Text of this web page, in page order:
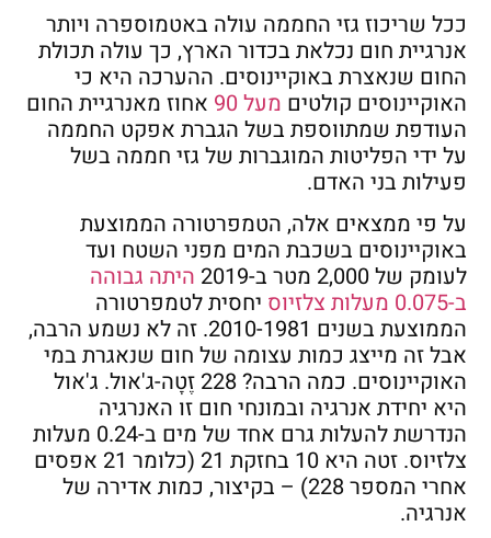
ככל שריכוז גזי החממה עולה באטמוספרה ויותר
אנרגיית חום נכלאת בכדור הארץ, כך עולה תכולת
החום שנאצרת באוקיינוסים. ההערכה היא כי
האוקיינוסים קולטים מעל 90
אחוז מאנרגיית החום
העודפת שמתווספת בשל הגברת אפקט החממה
על ידי הפליטות המוגברות של גזי חממה בשל
פעילות בני האדם.
על פי ממצאים אלה, הטמפרטורה הממוצעת
באוקיינוסים בשכבת המים מפני השטח ועד
לעומק של 2,000 מטר ב-2019
היתה גבוהה
ב-0.075 מעלות צלזיוס
יחסית לטמפרטורה
הממוצעת בשנים 2010-1981. זה לא נשמע הרבה,
אבל זה מייצג כמות עצומה של חום שנאגרת במי
האוקיינוסים. כמה הרבה? 228 זֶטָה-ג'אול. ג'אול
היא יחידת אנרגיה ובמונחי חום זו האנרגיה
הנדרשת להעלות גרם אחד של מים ב-0.24 מעלות
צלזיוס. זטה היא 10 בחזקת 21 (כלומר 21 אפסים
אחרי המספר 228) – בקיצור, כמות אדירה של
אנרגיה.